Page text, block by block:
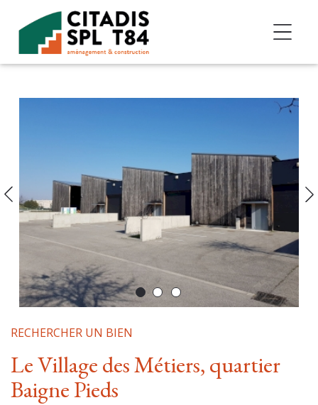
Accéder au contenu
RECHERCHER UN BIEN
Le Village des Métiers, quartier
Baigne Pieds